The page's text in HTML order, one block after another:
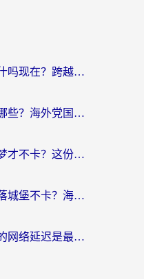
在欧洲可以打战双帕弥什吗现在？跨越延迟墙的实战指南
国外奇迹暖暖加速器有哪些？海外党国服游戏畅玩终极指南（附亲测推荐）
在意大利，怎么玩家国梦才不卡？这份终极加速指南请收好
美国用什么加速器玩失落城堡不卡？海外党亲测有效的国服游戏加速指南
在外国玩魔兽世界，你的网络延迟是最大的敌人